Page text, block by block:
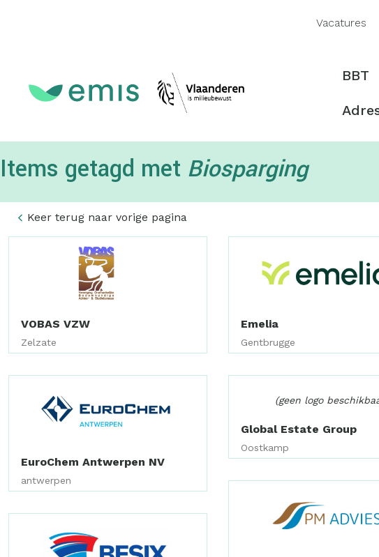
Vacatures
BBT
Items getagd met Biosparging
Keer terug naar vorige pagina
VOBAS VZW
Zelzate
Emelia
Gentbrugge
EuroChem Antwerpen NV
antwerpen
(geen logo
Global Estate Group
Oostkamp